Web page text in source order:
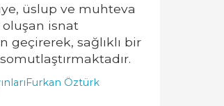
üslup ve muhteva
isnat
geçirerek, sağlıklı bir
Furkan Öztürk